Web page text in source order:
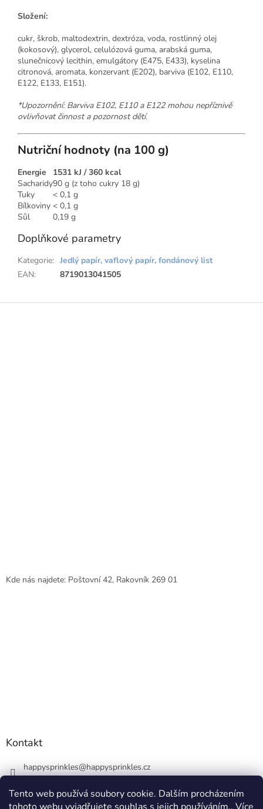
Tento web používá soubory cookie. Dalším procházením
Složení:
cukr, škrob, maltodextrin, dextróza, voda, rostlinný olej
(kokosový), glycerol, celulózová guma, arabská guma,
slunečnicový lecithin, emulgátory (E475, E433), kyselina
citronová, aromata, konzervant (E202), barviva (E102, E110,
E122, E133, E151).
*Upozornění: Barviva E102, E110 a E122 mohou nepříznivě
ovlivňovat činnost a pozornost dětí.
Nutriční hodnoty (na 100 g)
Energie
1531 kJ / 360 kcal
Sacharidy90 g (z toho cukry 18 g)
Tuky
< 0,1 g
Bílkoviny < 0,1 g
Sůl
0,19 g
Doplňkové parametry
Kategorie: Jedlý papír, vaflový papír, fondánový list
EAN: 8719013041505
Z
Kde nás najdete: Poštovní 42, Rakovník 269 01
Kontakt
happysprinkles@happysprinkles.cz